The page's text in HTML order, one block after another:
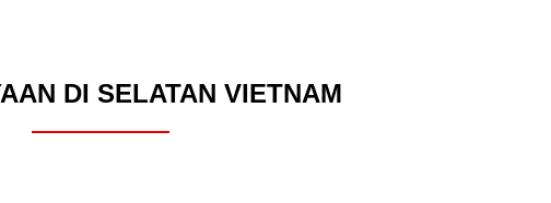
DI SELATAN VIETNAM